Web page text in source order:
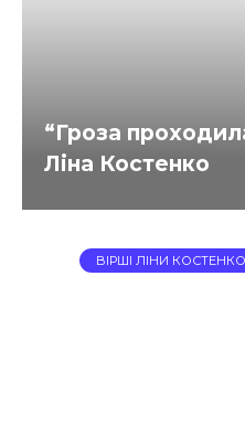
“Гроза
Ліна Костенко
ВІРШІ ЛІНИ КОСТЕНКО